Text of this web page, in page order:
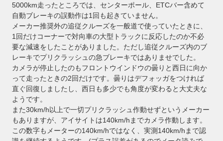
5000km走ったところでは、センターポール、ETCバー含めて
自動ブレーキの誤動作は1回も起きていません。
メーカー推奨外の追従クルーズを一般道で使っていたときに、
1回だけコーナーで対向車の大型トラックに反応したのか不必
要な減速をしたことがありました。ただし追従クルーズ内のブ
レーキでプリクラッシュの急ブレーキではありませでした。
カメラが停止したのもフロントウインドウの曇りと西日に向か
って走ったときの2回だけです。曇りはデフォッガをつければ
直ぐ回復しましたし、西日も多少でも角度が変わると大丈夫な
ようです。
また30km/h以上で一切プリクラッシュ作動せずというメーカー
もありますが、アイサイトは140km/hまでカメラ作動します。
この数字もメーターの140km/hではなく、実測140km/hまで認